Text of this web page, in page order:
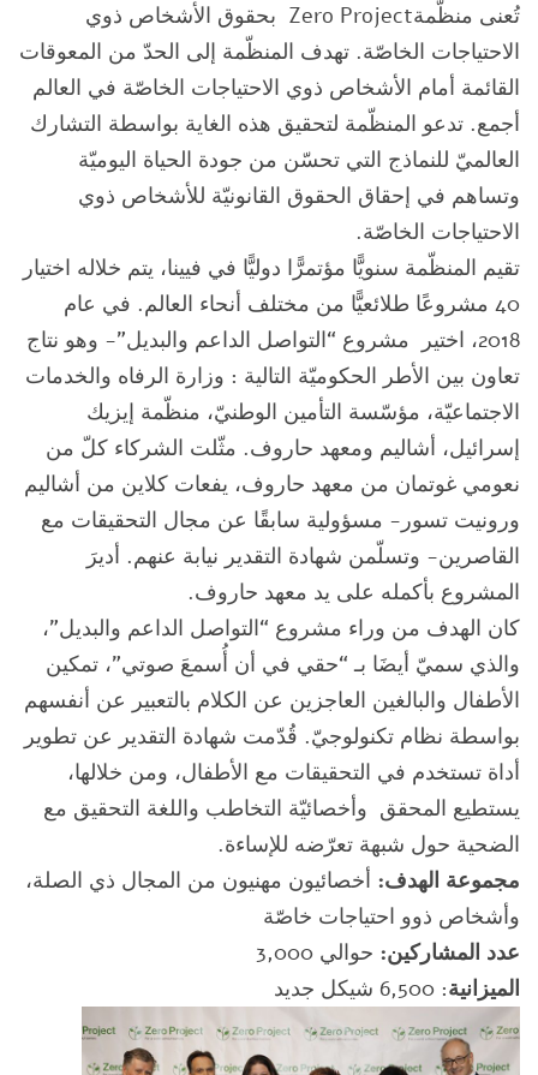
تُعنى منظّمةZero Project بحقوق الأشخاص ذوي
الاحتياجات الخاصّة. تهدف المنظّمة إلى الحدّ من المعوقات
القائمة أمام الأشخاص ذوي الاحتياجات الخاصّة في العالم
أجمع. تدعو المنظّمة لتحقيق هذه الغاية بواسطة التشارك
العالميّ للنماذج التي تحسّن من جودة الحياة اليوميّة
وتساهم في إحقاق الحقوق القانونيّة للأشخاص ذوي
الاحتياجات الخاصّة.
تقيم المنظّمة سنويًّا مؤتمرًّا دوليًّا في فيينا، يتم خلاله اختيار
40 مشروعًا طلائعيًّا من مختلف أنحاء العالم. في عام
2018، اختير مشروع “التواصل الداعم والبديل”- وهو نتاج
تعاون بين الأطر الحكوميّة التالية : وزارة الرفاه والخدمات
الاجتماعيّة، مؤسّسة التأمين الوطنيّ، منظّمة إيزيك
إسرائيل، أشاليم ومعهد حاروف. مثّلت الشركاء كلّ من
نعومي غوتمان من معهد حاروف، يفعات كلاين من أشاليم
ورونيت تسور- مسؤولية سابقًا عن مجال التحقيقات مع
القاصرين- وتسلّمن شهادة التقدير نيابة عنهم. أديرَ
المشروع بأكمله على يد معهد حاروف.
كان الهدف من وراء مشروع “التواصل الداعم والبديل”،
والذي سميّ أيضَا بـ “حقي في أن أُسمعَ صوتي”، تمكين
الأطفال والبالغين العاجزين عن الكلام بالتعبير عن أنفسهم
بواسطة نظام تكنولوجيّ. قُدّمت شهادة التقدير عن تطوير
أداة تستخدم في التحقيقات مع الأطفال، ومن خلالها،
يستطيع المحقق وأخصائيّة التخاطب واللغة التحقيق مع
الضحية حول شبهة تعرّضه للإساءة.
مجموعة الهدف: أخصائيون مهنيون من المجال ذي الصلة،
وأشخاص ذوو احتياجات خاصّة
عدد المشاركين: حوالي 3,000
الميزانية: 6,500 شيكل جديد